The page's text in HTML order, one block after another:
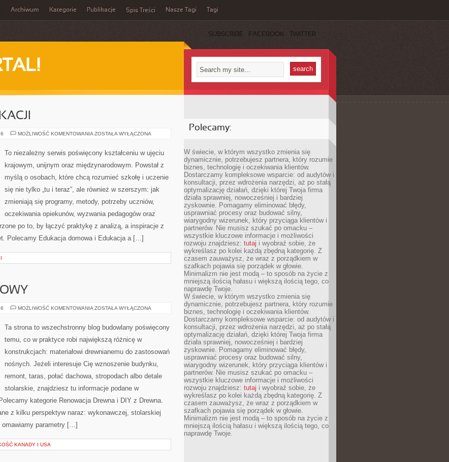
Archiwum Kategorie Publikacje Spis Treści Nasze Tagi Tagi
SUBSCRIBE FACEBOOK TWITTER
MOŻLIWOŚĆ KOMENTOWANIA PRZYSZŁOŚĆ
ZOSTAŁA WYŁĄCZONA
To niezależny serwis poświęcony kształceniu w ujęciu
krajowym, unijnym oraz międzynarodowym. Powstał z
myślą o osobach, które chcą rozumieć szkołę i uczenie
się nie tylko „tu i teraz”, ale również w szerszym: jak
zmieniają się programy, metody, potrzeby uczniów,
oczekiwania opiekunów, wyzwania pedagogów oraz
po to, by łączyć praktykę z analizą, a inspiracje z
Polecamy Edukacja domowa i Edukacja a […]
MOŻLIWOŚĆ KOMENTOWANIA PORADNIK
ZOSTAŁA WYŁĄCZONA
Ta strona to wszechstronny blog budowlany poświęcony
temu, co w praktyce robi największą różnicę w
konstrukcjach: materiałowi drewnianemu do zastosowań
nośnych. Jeżeli interesuje Cię wznoszenie budynku,
remont, taras, połać dachowa, stropodach albo detale
stolarskie, znajdziesz tu informacje podane w
kategorie Renowacja Drewna i DIY z Drewna.
z kilku perspektyw naraz: wykonawczej, stolarskiej
parametry […]
KANADY I USA
Polecamy:
W świecie, w którym wszystko zmienia się
dynamicznie, potrzebujesz partnera, który rozumie
biznes, technologię i oczekiwania klientów.
Dostarczamy kompleksowe wsparcie: od audytów i
konsultacji, przez wdrożenia narzędzi, aż po stałą
optymalizację działań, dzięki której Twoja firma
działa sprawniej, nowocześniej i bardziej
zyskownie. Pomagamy eliminować błędy,
usprawniać procesy oraz budować silny,
wiarygodny wizerunek, który przyciąga klientów i
partnerów. Nie musisz szukać po omacku –
wszystkie kluczowe informacje i możliwości
rozwoju znajdziesz: tutaj i wyobraź sobie, że
wykreślasz po kolei każdą zbędną kategorię. Z
czasem zauważysz, że wraz z porządkiem w
szafkach pojawia się porządek w głowie.
Minimalizm nie jest modą – to sposób na życie z
mniejszą ilością hałasu i większą ilością tego, co
naprawdę Twoje.
W świecie, w którym wszystko zmienia się
dynamicznie, potrzebujesz partnera, który rozumie
biznes, technologię i oczekiwania klientów.
Dostarczamy kompleksowe wsparcie: od audytów i
konsultacji, przez wdrożenia narzędzi, aż po stałą
optymalizację działań, dzięki której Twoja firma
działa sprawniej, nowocześniej i bardziej
zyskownie. Pomagamy eliminować błędy,
usprawniać procesy oraz budować silny,
wiarygodny wizerunek, który przyciąga klientów i
partnerów. Nie musisz szukać po omacku –
wszystkie kluczowe informacje i możliwości
rozwoju znajdziesz: tutaj i wyobraź sobie, że
wykreślasz po kolei każdą zbędną kategorię. Z
czasem zauważysz, że wraz z porządkiem w
szafkach pojawia się porządek w głowie.
Minimalizm nie jest modą – to sposób na życie z
mniejszą ilością hałasu i większą ilością tego, co
naprawdę Twoje.